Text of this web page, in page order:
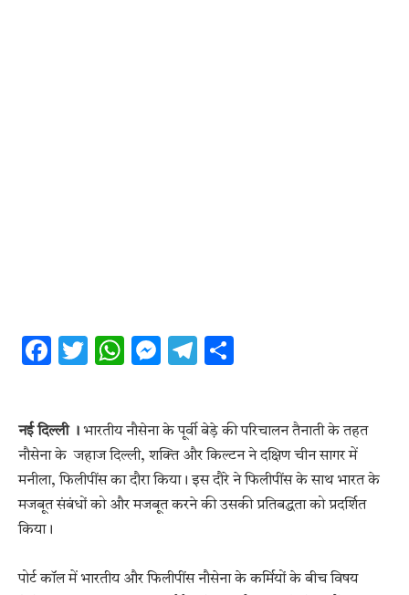
Facebook
Twitter
WhatsApp
Messenger
Telegram
नई दिल्ली । भारतीय नौसेना के पूर्वी बेड़े की परिचालन तैनाती के तहत
नौसेना के जहाज दिल्ली, शक्ति और किल्टन ने दक्षिण चीन सागर में
मनीला, फिलीपींस का दौरा किया। इस दौरे ने फिलीपींस के साथ भारत के
मजबूत संबंधों को और मजबूत करने की उसकी प्रतिबद्धता को प्रदर्शित
किया।
पोर्ट कॉल में भारतीय और फिलीपींस नौसेना के कर्मियों के बीच विषय